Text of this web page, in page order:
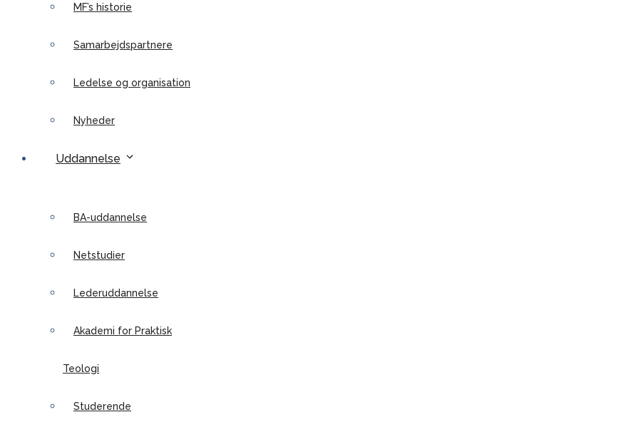
MF’s historie
Samarbejdspartnere
Ledelse og organisation
Nyheder
Uddannelse
BA-uddannelse
Netstudier
Lederuddannelse
Akademi for Praktisk
Teologi
Studerende